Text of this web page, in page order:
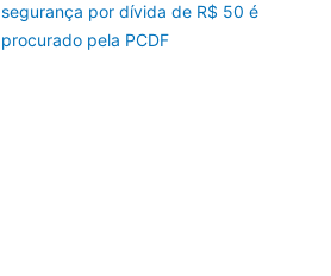
segurança por dívida de R$ 50 é
procurado pela PCDF